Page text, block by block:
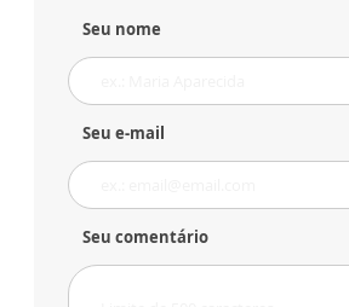
Seu nome
Seu e-mail
Seu comentário